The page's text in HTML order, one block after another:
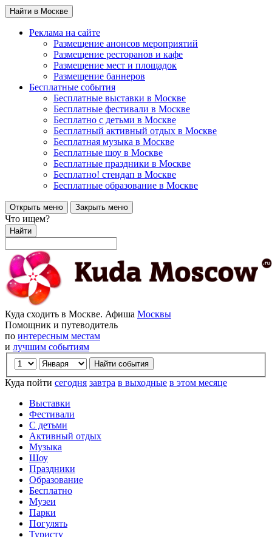
Найти в Москве
Реклама на сайте
Размещение анонсов мероприятий
Размещение ресторанов и кафе
Размещение мест и площадок
Размещение баннеров
Бесплатные события
Бесплатные выставки в Москве
Бесплатные фестивали в Москве
Бесплатно с детьми в Москве
Бесплатный активный отдых в Москве
Бесплатная музыка в Москве
Бесплатные шоу в Москве
Бесплатные праздники в Москве
Бесплатно! стендап в Москве
Бесплатные образование в Москве
Открыть меню Закрыть меню
Что ищем?
Найти
Куда сходить в Москве. Афиша Москвы
Помощник и путеводитель
по интересным местам
и лучшим событиям
Куда пойти сегодня завтра в выходные в этом месяце
Выставки
Фестивали
С детьми
Активный отдых
Музыка
Шоу
Праздники
Образование
Бесплатно
Музеи
Парки
Погулять
Туристу